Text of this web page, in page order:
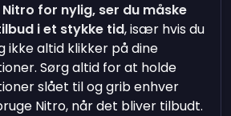
for nylig, ser du måske
i et stykke tid, især hvis du
ikke altid klikker på dine
Sørg altid for at holde
slået til og grib enhver
Nitro, når det bliver tilbudt.